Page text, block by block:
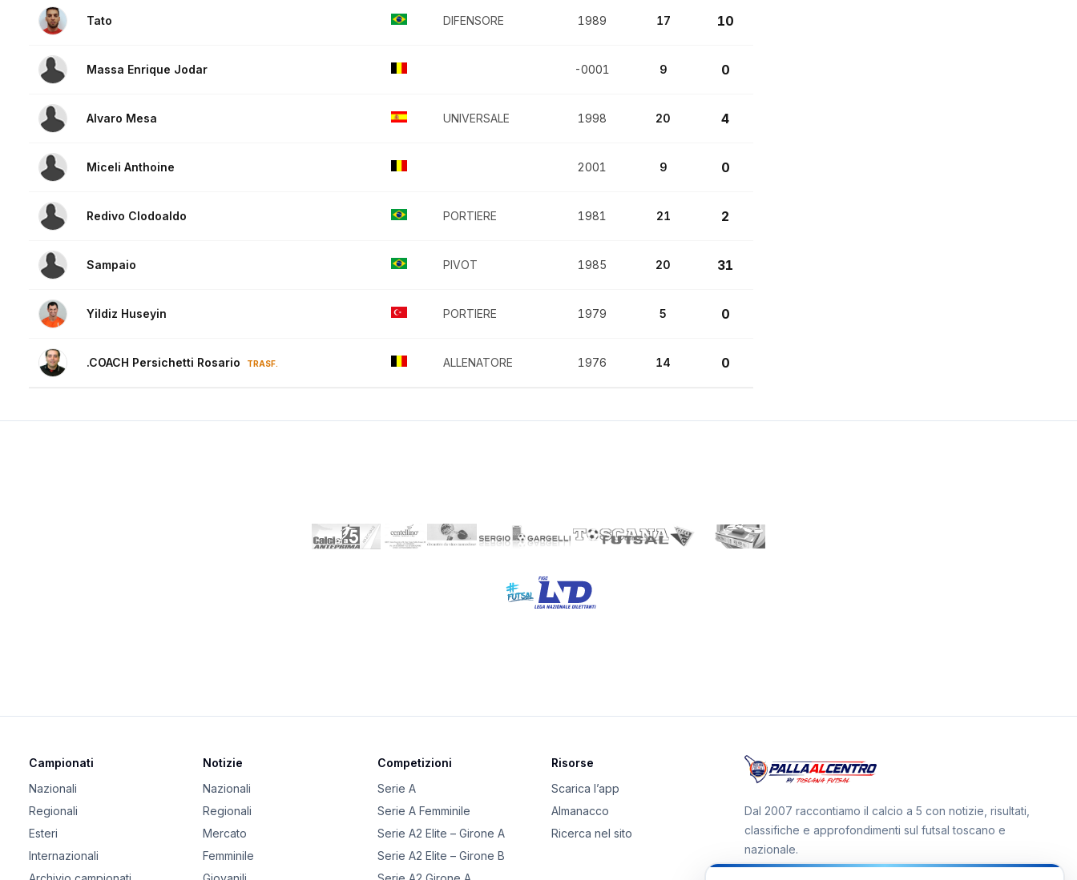
Tato DIFENSORE 1989 17 10
Massa Enrique Jodar -0001 9 0
Alvaro Mesa UNIVERSALE 1998 20 4
Miceli Anthoine 2001 9 0
Redivo Clodoaldo PORTIERE 1981 21 2
Sampaio PIVOT 1985 20 31
Yildiz Huseyin PORTIERE 1979 5 0
.COACH Persichetti Rosario TRASF. ALLENATORE 1976 14 0
Campionati
Nazionali
Regionali
Esteri
Internazionali
Notizie
Nazionali
Regionali
Mercato
Femminile
Competizioni
Serie A
Serie A Femminile
Serie A2 Elite – Girone A
Serie A2 Elite – Girone B
Risorse
Scarica l’app
Almanacco
Ricerca nel sito
Dal 2007 raccontiamo il calcio a 5 con notizie, risultati,
classifiche e approfondimenti sul futsal toscano e
nazionale.